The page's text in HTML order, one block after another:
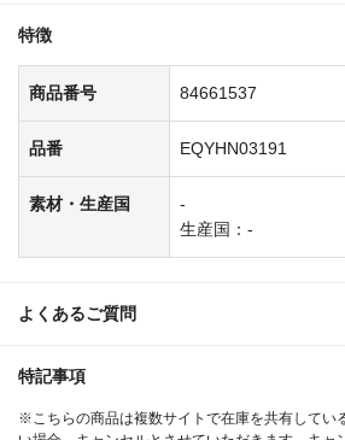
特徴
商品番号 84661537
品番 EQYHN03191
素材・生産国
-
生産国：-
よくあるご質問
特記事項
※こちらの商品は複数サイトで在庫を共有してい